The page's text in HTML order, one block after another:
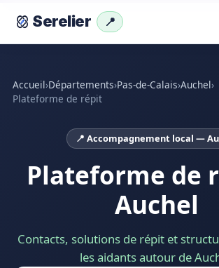
Serelier 📍
Accueil›Départements›Pas-de-Calais›Auchel›
Plateforme de répit
📍 Accompagnement local —
Plateforme de
Auchel
Contacts, solutions de répit et
les aidants autour de